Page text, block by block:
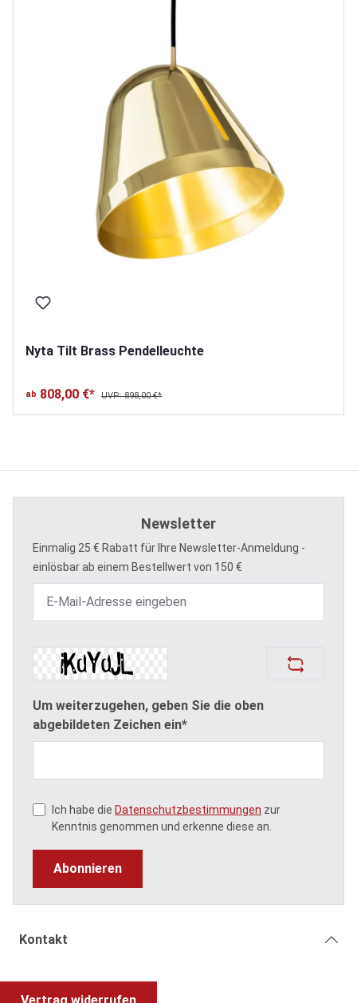
Nyta Tilt Brass Pendelleuchte
ab 808,00 €* UVP: 898,00 €*
Newsletter
Einmalig 25 € Rabatt für Ihre Newsletter-Anmeldung -
einlösbar ab einem Bestellwert von 150 €
Um weiterzugehen, geben Sie die oben
abgebildeten Zeichen ein*
Ich habe die Datenschutzbestimmungen zur
Kenntnis genommen und erkenne diese an.
Abonnieren
Kontakt